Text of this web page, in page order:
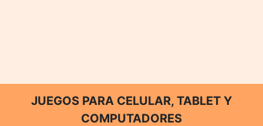
JUEGOS PARA CELULAR, TABLET Y
COMPUTADORES